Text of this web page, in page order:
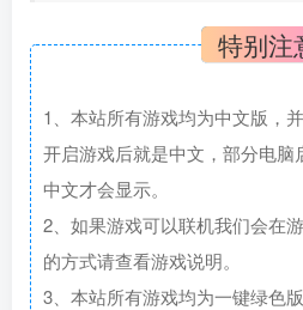
特别注
1、本站所有游戏均为中文版，
开启游戏后就是中文，部分电脑
中文才会显示。
2、如果游戏可以联机我们会在
的方式请查看游戏说明。
3、本站所有游戏均为一键绿色